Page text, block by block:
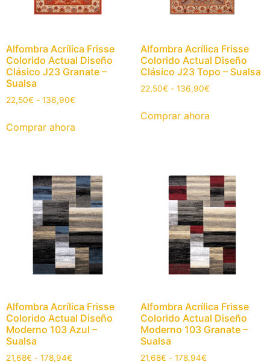
Alfombra Acrílica Frisse
Colorido Actual Diseño
Clásico J23 Granate –
Sualsa
22,50€ - 136,90€
Comprar ahora
Alfombra Acrílica Frisse
Colorido Actual Diseño
Clásico J23 Topo – Sualsa
22,50€ - 136,90€
Comprar ahora
Alfombra Acrílica Frisse
Colorido Actual Diseño
Moderno 103 Azul –
Sualsa
21,68€ - 178,94€
Alfombra Acrílica Frisse
Colorido Actual Diseño
Moderno 103 Granate –
Sualsa
21,68€ - 178,94€